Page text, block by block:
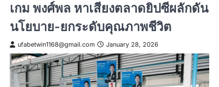
เกม พงศ์พล หาเสียงตลาดยิปซีผลักดัน
นโยบาย-ยกระดับคุณภาพชีวิต
ufabetwin1168@gmail.com January 28, 2026